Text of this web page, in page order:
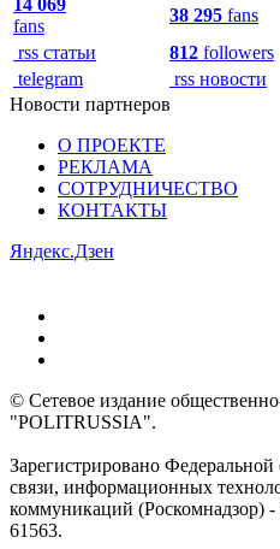
fans
38 295 fans
rss статьи
812 followers
telegram
rss новости
Новости партнеров
О ПРОЕКТЕ
РЕКЛАМА
СОТРУДНИЧЕСТВО
КОНТАКТЫ
Яндекс.Дзен
© Сетевое издание
"POLITRUSSIA".
Зарегистрировано
связи, информационных
коммуникаций
61563.